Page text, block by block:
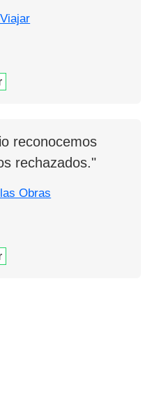
reconocemos
rechazados."
Obras